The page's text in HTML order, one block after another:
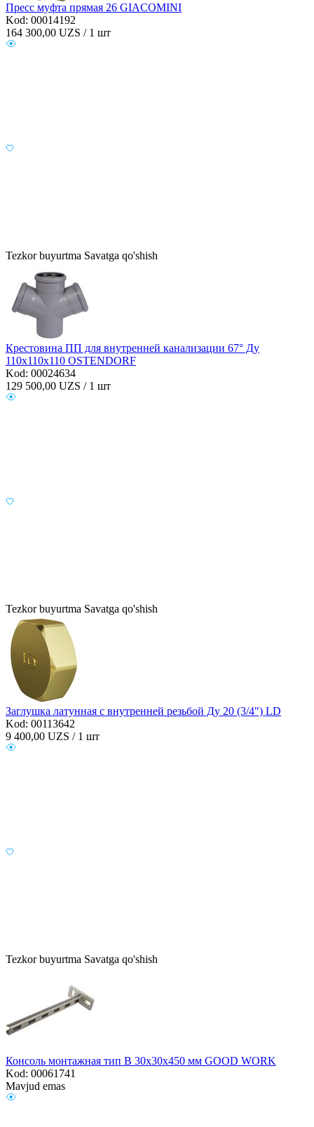
Пресс муфта прямая 26 GIACOMINI
Kod: 00014192
164 300,00 UZS / 1 шт
Tezkor buyurtma Savatga qo'shish
Крестовина ПП для внутренней канализации 67° Ду
110х110х110 OSTENDORF
Kod: 00024634
129 500,00 UZS / 1 шт
Tezkor buyurtma Savatga qo'shish
Заглушка латунная с внутренней резьбой Ду 20 (3/4") LD
Kod: 00113642
9 400,00 UZS / 1 шт
Tezkor buyurtma Savatga qo'shish
Консоль монтажная тип B 30х30х450 мм GOOD WORK
Kod: 00061741
Mavjud emas